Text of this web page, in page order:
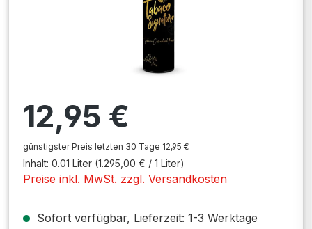
12,95 €
günstigster Preis letzten 30 Tage 12,95 €
Inhalt: 0.01 Liter (1.295,00 € / 1 Liter)
Preise inkl. MwSt. zzgl. Versandkosten
Sofort verfügbar, Lieferzeit: 1-3 Werktage